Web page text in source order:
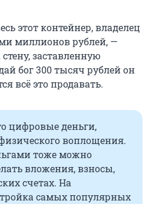
этот контейнер, владелец
миллионов рублей, —
заставленную
бог 300 тысяч рублей он
всё это продавать.
цифровые деньги,
воплощения.
тоже можно
вложения, взносы,
счетах. На
самых популярных